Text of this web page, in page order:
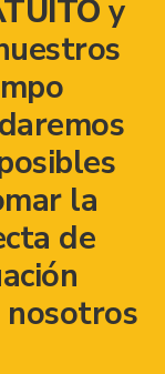
y
la
de
nosotros